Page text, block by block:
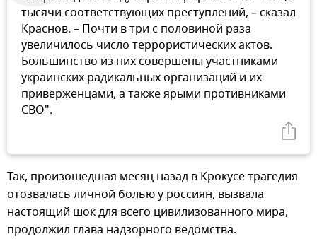
тысячи соответствующих преступлений, – сказал
Краснов. – Почти в три с половиной раза
увеличилось число террористических актов.
Большинство из них совершены участниками
украинских радикальных организаций и их
приверженцами, а также ярыми противниками
СВО".
Так, произошедшая месяц назад в Крокусе трагедия
отозвалась личной болью у россиян, вызвала
настоящий шок для всего цивилизованного мира,
продолжил глава надзорного ведомства.